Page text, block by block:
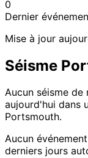
0
Dernier
Mise à jour
Séisme
Aucun séisme
aujourd'hui dans
Portsmouth.
Aucun
derniers jours